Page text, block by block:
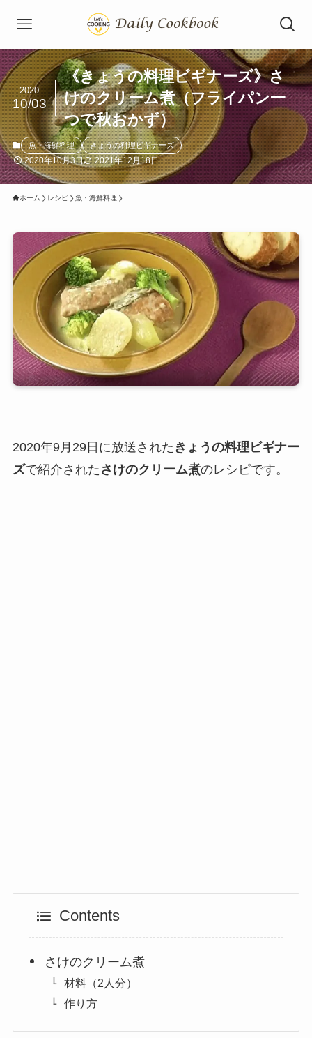
《きょうの料理ビギナーズ》さ
けのクリーム煮（フライパン一
つで秋おかず）
2020
10/03
魚・海鮮料理 きょうの料理ビギナーズ
2020年10月3日 2021年12月18日
ホーム レシピ 魚・海鮮料理
2020年9月29日に放送された きょうの料理ビギナー
ズで紹介された さけのクリーム煮のレシピです。
Contents
さけのクリーム煮
材料（2人分）
作り方